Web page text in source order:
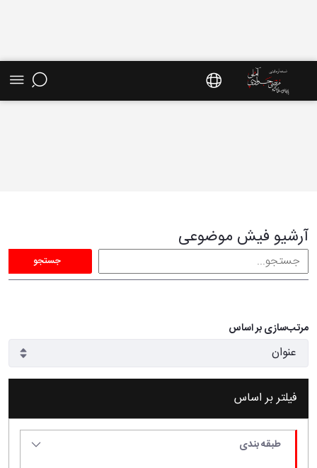
آرشیو فیش موضوعی
جستجو
مرتب‌سازی بر اساس
فیلتر بر اساس
طبقه بندی